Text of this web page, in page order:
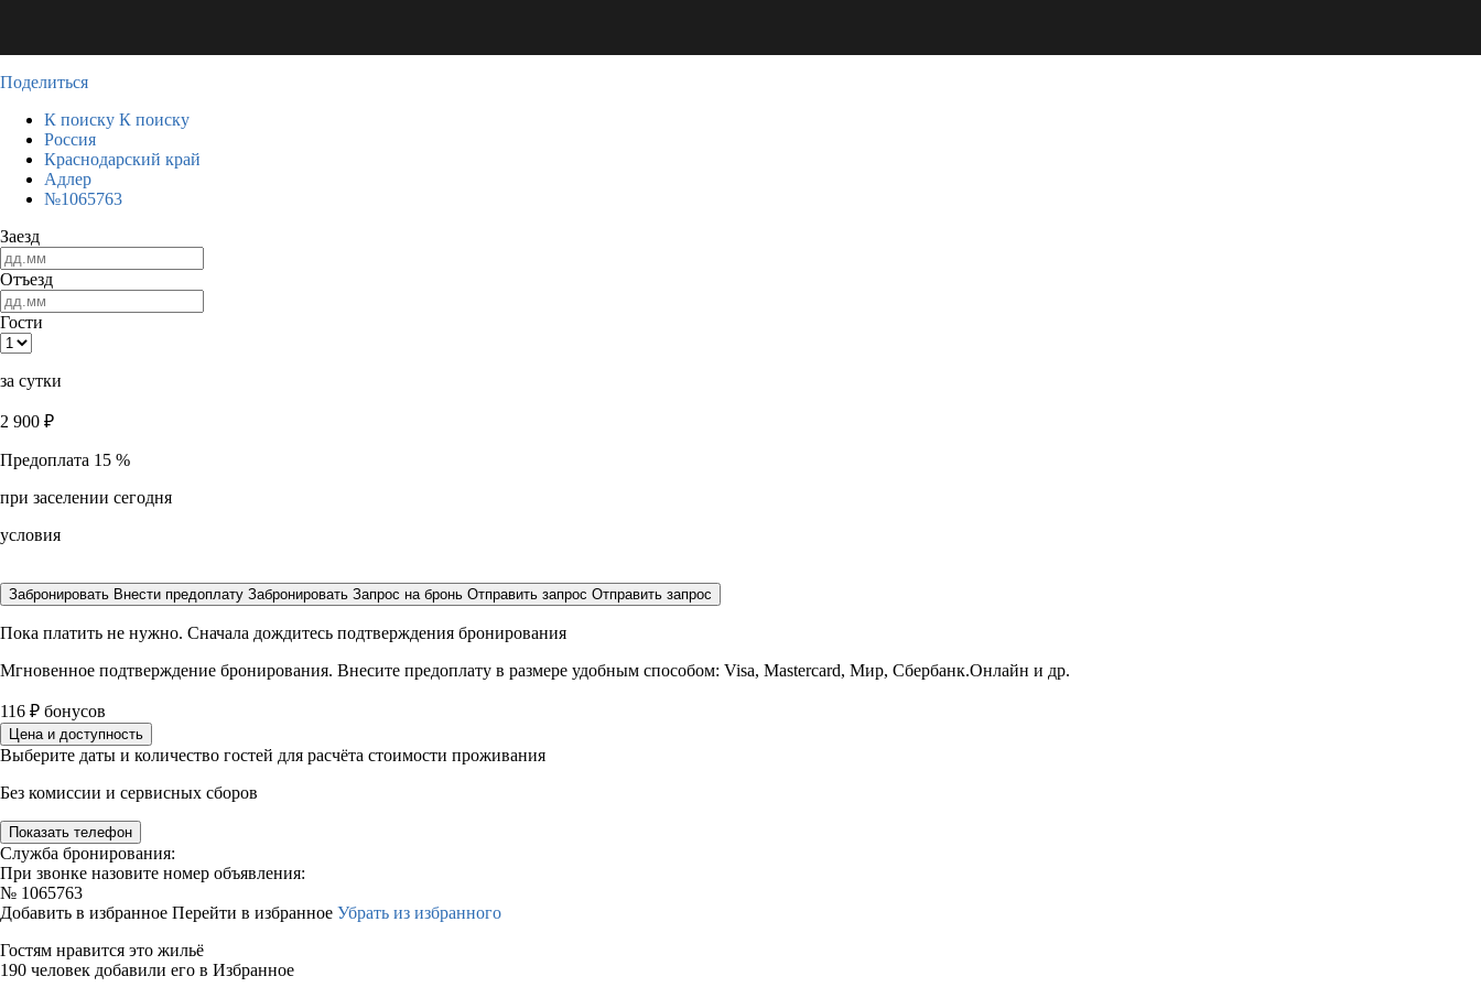
Поделиться
К поиску К поиску
Россия
Краснодарский край
Адлер
№1065763
Заезд
Отъезд
Гости
за сутки
2 900 ₽
Предоплата 15 %
при заселении сегодня
условия
Забронировать Внести предоплату Забронировать Запрос на бронь Отправить запрос Отправить запрос
Пока платить не нужно. Сначала дождитесь подтверждения бронирования
Мгновенное подтверждение бронирования. Внесите предоплату в размере удобным способом: Visa, Mastercard, Мир, Сбербанк.Онлайн и др.
116 ₽ бонусов
Цена и доступность
Выберите даты и количество гостей для расчёта стоимости проживания
Без комиссии и сервисных сборов
Показать телефон
Служба бронирования:
При звонке назовите номер объявления:
№ 1065763
Добавить в избранное Перейти в избранное Убрать из избранного
Гостям нравится это жильё
190 человек добавили его в Избранное